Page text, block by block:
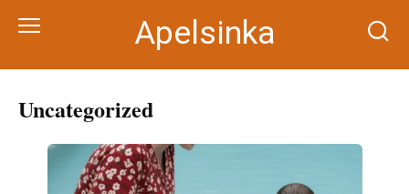
Apelsinka
Uncategorized